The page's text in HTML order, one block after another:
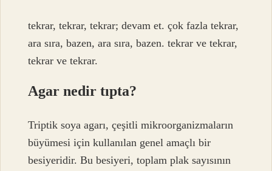
tekrar, tekrar, tekrar; devam et. çok fazla tekrar,
ara sıra, bazen, ara sıra, bazen. tekrar ve tekrar,
tekrar ve tekrar.
Agar nedir tıpta?
Triptik soya agarı, çeşitli mikroorganizmaların
büyümesi için kullanılan genel amaçlı bir
besiyeridir. Bu besiyeri, toplam plak sayısının